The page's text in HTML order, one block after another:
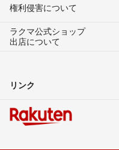
権利侵害について
ラクマ公式ショップ
出店について
リンク